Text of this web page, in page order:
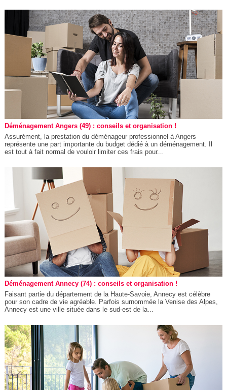
Déménagement Angers (49) : conseils et organisation !
Assurément, la prestation du déménageur professionnel à Angers
représente une part importante du budget dédié à un déménagement. Il
est tout à fait normal de vouloir limiter ces frais pour...
Déménagement Annecy (74) : conseils et organisation !
Faisant partie du département de la Haute-Savoie, Annecy est célèbre
pour son cadre de vie agréable. Parfois surnommée la Venise des Alpes,
Annecy est une ville située dans le sud-est de la...